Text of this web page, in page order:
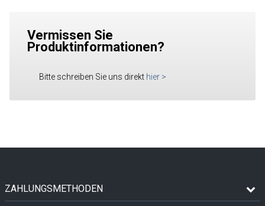
Vermissen Sie
Produktinformationen?
Bitte schreiben Sie uns direkt hier >
ZAHLUNGSMETHODEN